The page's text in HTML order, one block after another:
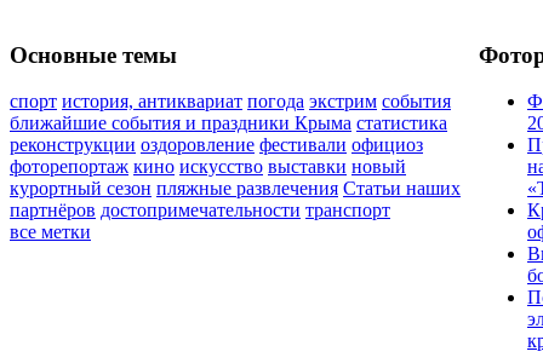
Основные темы
спорт история, антиквариат погода экстрим события
ближайшие события и праздники Крыма статистика
реконструкции оздоровление фестивали официоз
фоторепортаж кино искусство выставки новый
курортный сезон пляжные развлечения Статьи наших
партнёров достопримечательности транспорт
все метки